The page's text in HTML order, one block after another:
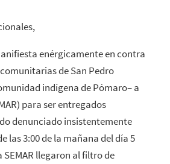
enérgicamente en contra
de San Pedro
indígena de Pómaro– a
para ser entregados
denunciado insistentemente
las 3:00 de la mañana del día 5
llegaron al filtro de